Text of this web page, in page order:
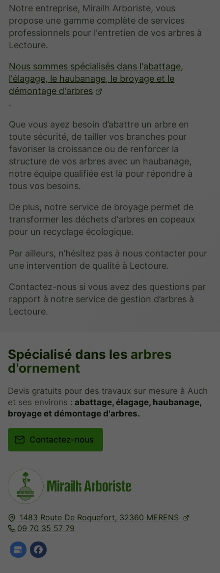
Notre entreprise, Mirailh Arboriste, vous
propose une gamme complète de services
professionnels pour l'entretien de vos arbres à
Lectoure.
Nous sommes spécialisés dans l'abattage,
l'élagage, le haubanage, le broyage et le
démontage d'arbres
.
Que vous ayez besoin d’abattre un arbre en
toute sécurité, de tailler vos branches pour
favoriser la croissance ou de renforcer la
structure de vos arbres avec un haubanage,
notre équipe qualifiée est là pour répondre à
tous vos besoins.
De plus, notre service de broyage permet de
transformer les déchets d'arbres en copeaux
pour un recyclage écologique.
Par ailleurs, n’hésitez pas à nous contacter pour
une intervention de qualité à Lectoure.
Contactez-nous si vous avez des questions par
rapport à notre service de gestion d’arbres à
Lectoure.
1483 Route De Roquefort, 32360 MERENS
09 70 35 57 79
Spécialisé dans les arbres
d'ornement
Devis gratuits pour des travaux sur mesure à Auch
et ses environs : abattage, élagage, haubanage,
broyage et démontage d'arbres.
Contactez-nous